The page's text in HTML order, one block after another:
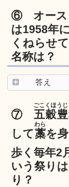
⑥ オース
は1958年
くねらせ
名称は？
答え
⑦ 五穀
ごこくほうじ
して藁
わら
を
歩く毎年2
いう祭り
り？